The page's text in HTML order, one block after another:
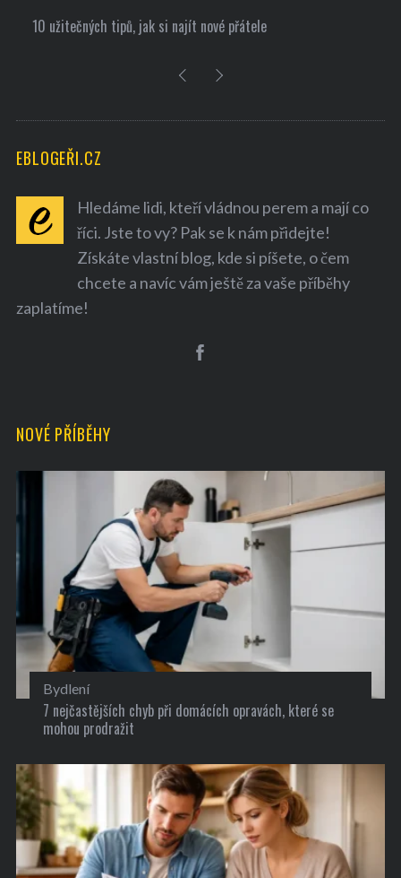
10 užitečných tipů, jak si najít nové přátele
EBLOGEŘI.CZ
Hledáme lidi, kteří vládnou perem a mají co
říci. Jste to vy? Pak se k nám přidejte!
Získáte vlastní blog, kde si píšete, o čem
chcete a navíc vám ještě za vaše příběhy
zaplatíme!
NOVÉ PŘÍBĚHY
Bydlení
7 nejčastějších chyb při domácích opravách, které se
mohou prodražit